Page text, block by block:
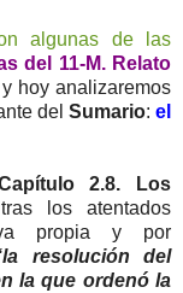
algunas de las
del 11-M. Relato
y hoy analizaremos
del Sumario: el
2.8. Los
los atentados
propia y por
resolución del
la que ordenó la